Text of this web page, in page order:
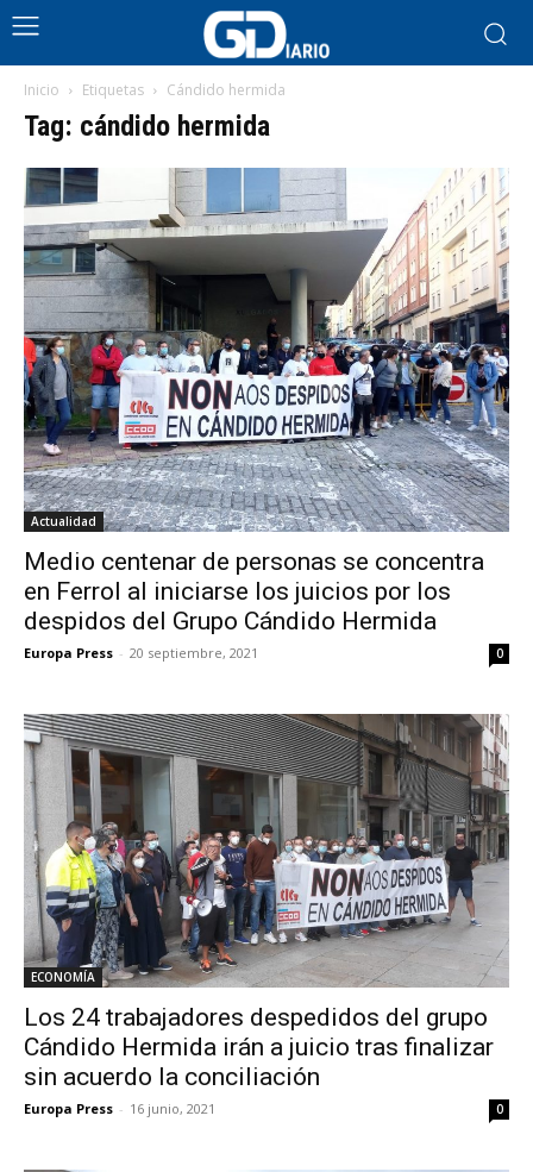
Inicio Etiquetas Cándido hermida
Tag: cándido hermida
Actualidad
Medio centenar de personas se concentra
en Ferrol al iniciarse los juicios por los
despidos del Grupo Cándido Hermida
Europa Press - 20 septiembre, 2021 0
ECONOMÍA
Los 24 trabajadores despedidos del grupo
Cándido Hermida irán a juicio tras finalizar
sin acuerdo la conciliación
Europa Press - 16 junio, 2021 0